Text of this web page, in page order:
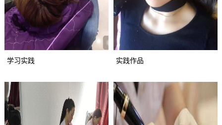
学习实践 实践作品